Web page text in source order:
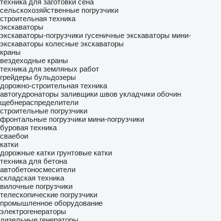
техника для заготовки сена
сельскохозяйственные погрузчики
строительная техника
экскаваторы
экскаваторы-погрузчики гусеничные экскаваторы мини-
экскаваторы колесные экскаваторы
краны
вездеходные краны
техника для земляных работ
грейдеры бульдозеры
дорожно-строительная техника
автогудронаторы заливщики швов укладчики обочин
щебнераспределители
строительные погрузчики
фронтальные погрузчики мини-погрузчики
буровая техника
сваебои
катки
дорожные катки грунтовые катки
техника для бетона
автобетоносмесители
складская техника
вилочные погрузчики
телескопические погрузчики
промышленное оборудование
электрогенераторы